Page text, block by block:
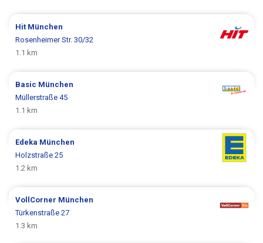
Hit München
Rosenheimer Str. 30/32
1.1 km
Basic München
Müllerstraße 45
1.1 km
Edeka München
Holzstraße 25
1.2 km
VollCorner München
Türkenstraße 27
1.3 km